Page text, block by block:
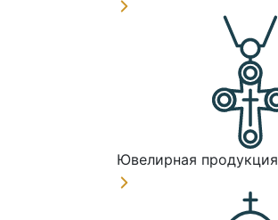
Ювелирная продукция